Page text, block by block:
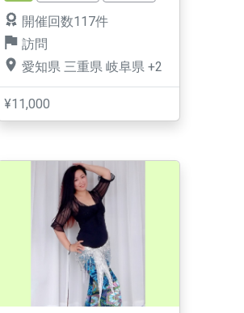
開催回数117件
訪問
愛知県 三重県 岐阜県 +2
¥11,000